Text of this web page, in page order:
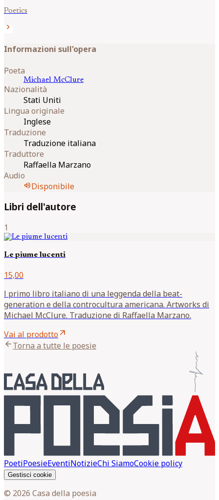
Poetics
chevron_right
Informazioni sull'opera
Poeta
Michael McClure
Nazionalità
Stati Uniti
Lingua originale
Inglese
Traduzione
Traduzione italiana
Traduttore
Raffaella Marzano
Audio
volume_upDisponibile
Libri dell'autore
1
Le piume lucenti
15,00
l primo libro italiano di una leggenda della beat-
generation e della controcultura americana. Artworks di
Michael McClure. Traduzione di Raffaella Marzano.
Vai al prodottoarrow_outward
arrow_backTorna a tutte le poesie
PoetiPoesieEventiNotizieChi SiamoCookie policy
Gestisci cookie
© 2026 Casa della poesia